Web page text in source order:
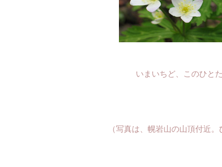
いまいちど、このひと
（写真は、幌岩山の山頂付近